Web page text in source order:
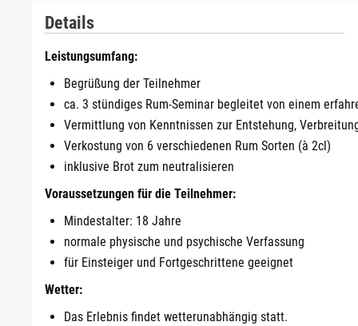
Details
Leistungsumfang:
Begrüßung der Teilnehmer
ca. 3 stündiges Rum-Seminar begleitet von einem
Vermittlung von Kenntnissen zur Entstehung,
Verkostung von 6 verschiedenen Rum Sorten (à 2cl)
inklusive Brot zum neutralisieren
Voraussetzungen für die Teilnehmer:
Mindestalter: 18 Jahre
normale physische und psychische Verfassung
für Einsteiger und Fortgeschrittene geeignet
Wetter:
Das Erlebnis findet wetterunabhängig statt.